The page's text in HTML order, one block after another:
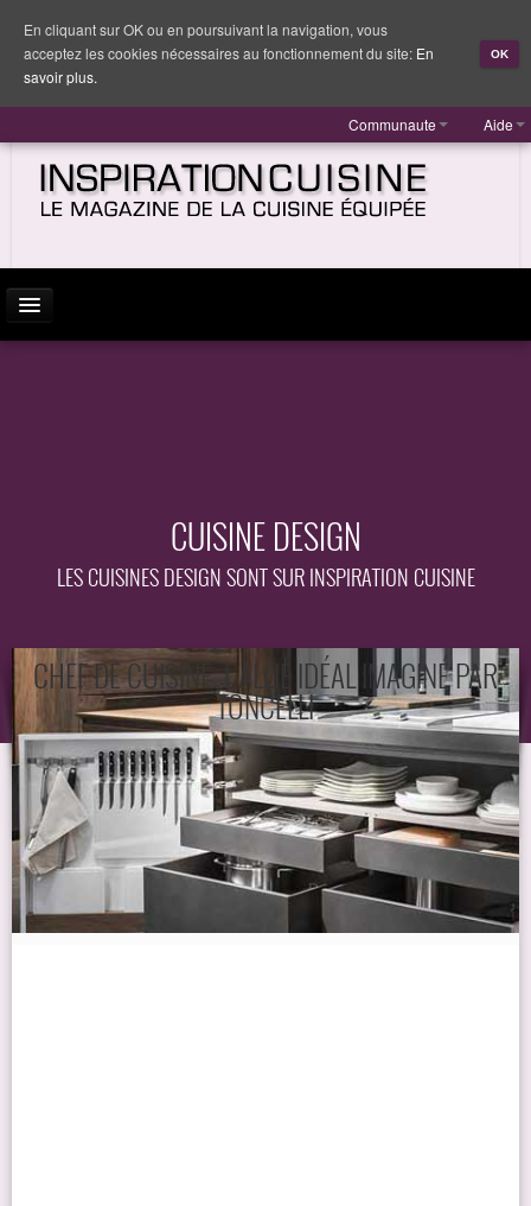
Communaute Aide
CUISINE DESIGN
LES CUISINES DESIGN SONT SUR INSPIRATION CUISINE
CHEF DE CUISINE, L’ALLIÉ IDÉAL IMAGINÉ PAR
TONCELLI
En cliquant sur OK ou en poursuivant la navigation, vous
acceptez les cookies nécessaires au fonctionnement du site: En
savoir plus.
OK